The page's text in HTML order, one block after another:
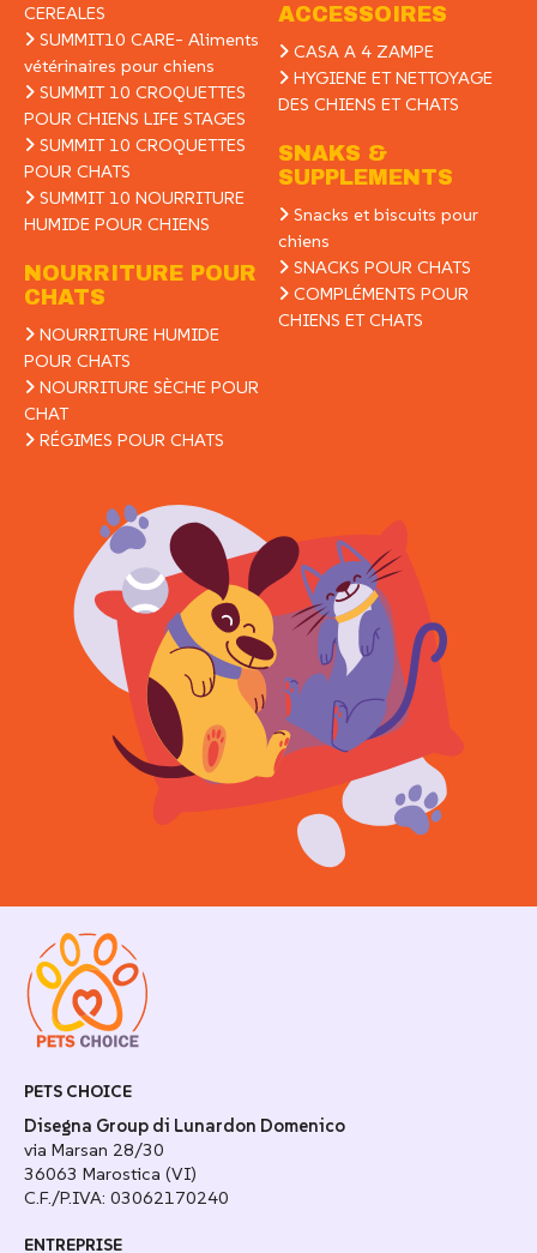
CEREALES
SUMMIT10 CARE- Aliments
vétérinaires pour chiens
SUMMIT 10 CROQUETTES
POUR CHIENS LIFE STAGES
SUMMIT 10 CROQUETTES
POUR CHATS
SUMMIT 10 NOURRITURE
HUMIDE POUR CHIENS
NOURRITURE POUR
CHATS
NOURRITURE HUMIDE
POUR CHATS
NOURRITURE SÈCHE POUR
CHAT
RÉGIMES POUR CHATS
ACCESSOIRES
CASA A 4 ZAMPE
HYGIENE ET NETTOYAGE
DES CHIENS ET CHATS
SNAKS &
SUPPLEMENTS
Snacks et biscuits pour
chiens
SNACKS POUR CHATS
COMPLÉMENTS POUR
CHIENS ET CHATS
PETS CHOICE
Disegna Group di Lunardon Domenico
via Marsan 28/30
36063 Marostica (VI)
C.F./P.IVA: 03062170240
ENTREPRISE